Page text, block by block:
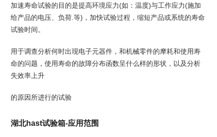
加速寿命试验的目的是提高环境应力(如：温度)与工作应力(施加
给产品的电压、负荷.等)，加快试验过程，缩短产品或系统的寿命
试验时间。
用于调查分析何时出现电子元器件，和机械零件的摩耗和使用寿
命的问题，使用寿命的故障分布函数呈什么样的形状，以及分析
失效率上升
的原因所进行的试验
湖北hast试验箱-应用范围